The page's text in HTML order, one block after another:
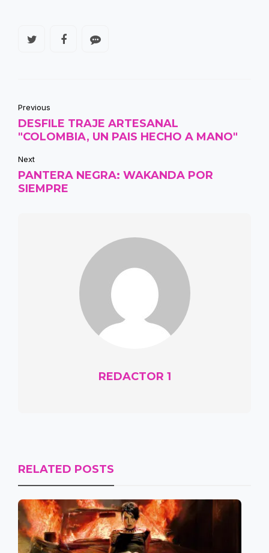
Previous
DESFILE TRAJE ARTESANAL
"COLOMBIA, UN PAIS HECHO A MANO"
Next
PANTERA NEGRA: WAKANDA POR
SIEMPRE
REDACTOR 1
RELATED POSTS